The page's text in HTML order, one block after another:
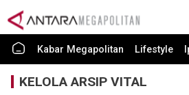
Kabar Megapolitan Lifestyle
KELOLA ARSIP VITAL